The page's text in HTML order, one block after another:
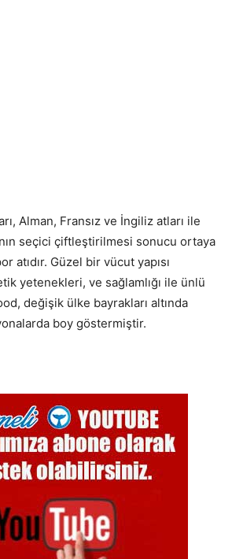
Alman, Fransız ve İngiliz atları ile
seçici çiftleştirilmesi sonucu ortaya
atıdır. Güzel bir vücut yapısı
yetenekleri, ve sağlamlığı ile ünlü
değişik ülke bayrakları altında
boy göstermiştir.